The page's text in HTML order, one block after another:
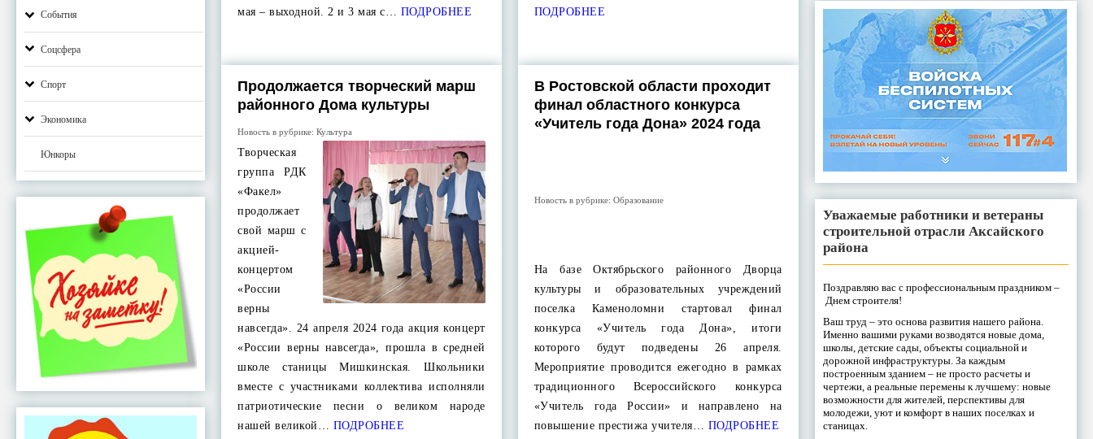
События
Соцсфера
Спорт
Экономика
Юнкоры
мая – выходной. 2 и 3 мая с… ПОДРОБНЕЕ
ПОДРОБНЕЕ
Продолжается творческий марш
районного Дома культуры
Новость в рубрике:Культура
Творческая
группа РДК
«Факел»
продолжает
свой марш с
акцией-
концертом
«России
верны
навсегда». 24 апреля 2024 года акция концерт
«России верны навсегда», прошла в средней
школе станицы Мишкинская. Школьники
вместе с участниками коллектива исполняли
патриотические песни о великом народе
нашей великой… ПОДРОБНЕЕ
В Ростовской области проходит
финал областного конкурса
«Учитель года Дона» 2024 года
Новость в рубрике: Образование
На базе Октябрьского районного Дворца
культуры и образовательных учреждений
поселка Каменоломни стартовал финал
конкурса «Учитель года Дона», итоги
которого будут подведены 26 апреля.
Мероприятие проводится ежегодно в рамках
традиционного Всероссийского конкурса
«Учитель года России» и направлено на
повышение престижа учителя… ПОДРОБНЕЕ
Уважаемые работники и ветераны
строительной отрасли Аксайского
района
Поздравляю вас с профессиональным праздником –
Днем строителя!
Ваш труд – это основа развития нашего района.
Именно вашими руками возводятся новые дома,
школы, детские сады, объекты социальной и
дорожной инфраструктуры. За каждым
построенным зданием – не просто расчеты и
чертежи, а реальные перемены к лучшему: новые
возможности для жителей, перспективы для
молодежи, уют и комфорт в наших поселках и
станицах.